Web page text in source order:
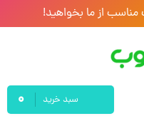
از ما بخواهید!
سبد خرید 0